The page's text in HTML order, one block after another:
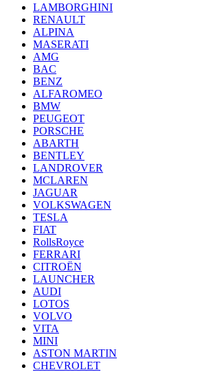
LAMBORGHINI
RENAULT
ALPINA
MASERATI
AMG
BAC
BENZ
ALFAROMEO
BMW
PEUGEOT
PORSCHE
ABARTH
BENTLEY
LANDROVER
MCLAREN
JAGUAR
VOLKSWAGEN
TESLA
FIAT
RollsRoyce
FERRARI
CITROËN
LAUNCHER
AUDI
LOTOS
VOLVO
VITA
MINI
ASTON MARTIN
CHEVROLET